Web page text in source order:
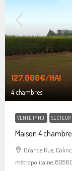
127.000€/HAI
4 chambres
VENTE IMMO SECTEUR
Maison 4
Grande Rue,
métropolitaine,